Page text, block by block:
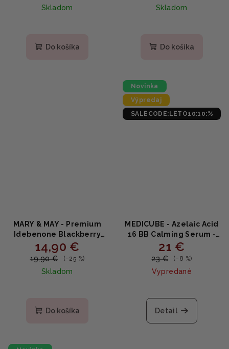
hutíniou (30ks)
Skladom
produktu
Do košíka
vitamínom C 400g
Skladom
Do košíka
MARY & MAY - Premium
Idebenone Blackberry
Complex Essence Mask
20 ks - Omladzujúce
plátené masky s
černicami a idebenónom
14,90 €
19,90 € (–25 %)
Skladom
produktu
Do košíka
Novinka
Výpredaj
SALECODE:LETO10:10:%
MEDICUBE - Azelaic Acid
16 BB Calming Serum -
Upokojujúce sérum proti
nedokonalostiam 30ml
21 €
23 € (–8 %)
Vypredané
Detail